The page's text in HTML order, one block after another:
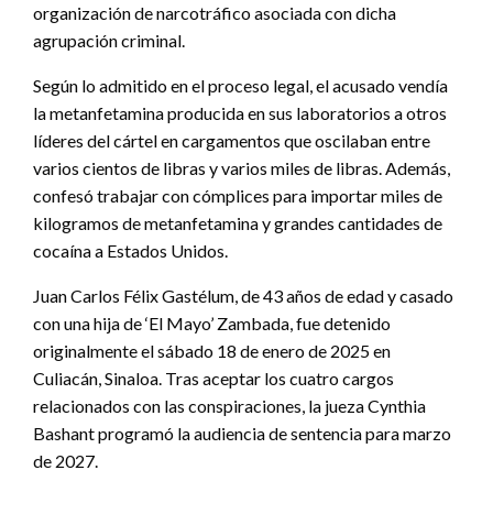
organización de narcotráfico asociada con dicha
agrupación criminal.
Según lo admitido en el proceso legal, el acusado vendía
la metanfetamina producida en sus laboratorios a otros
líderes del cártel en cargamentos que oscilaban entre
varios cientos de libras y varios miles de libras. Además,
confesó trabajar con cómplices para importar miles de
kilogramos de metanfetamina y grandes cantidades de
cocaína a Estados Unidos.
Juan Carlos Félix Gastélum, de 43 años de edad y casado
con una hija de ‘El Mayo’ Zambada, fue detenido
originalmente el sábado 18 de enero de 2025 en
Culiacán, Sinaloa. Tras aceptar los cuatro cargos
relacionados con las conspiraciones, la jueza Cynthia
Bashant programó la audiencia de sentencia para marzo
de 2027.